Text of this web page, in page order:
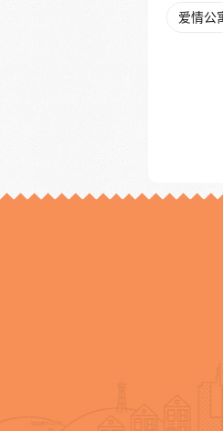
爱情公